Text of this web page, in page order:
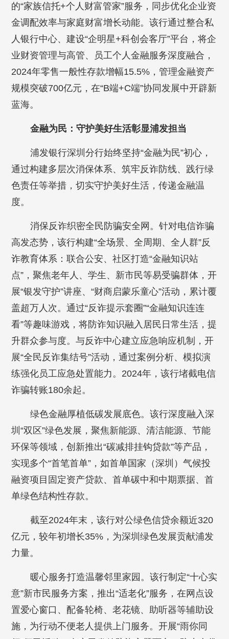
的“家族信托+个人财富管家”服务，同步优化企业资
金调配效率与家庭财富增长动能。该行通过整合私
人银行中心、建设“企明星+科创会客厅”平台，将企
业财资管理与高管、员工个人金融服务深度融合，
2024年零售一般性存款增幅15.5%，管理金融资产
规模突破700亿元，在“B端+C端”协同发展中开辟新
蓝海。
金融为民：守护美好生活彰显浦发担当
浦发银行深圳分行始终坚持“金融为民”初心，
通过构建多层次消保体系、筑牢反诈防线、践行绿
色责任等举措，切实守护美好生活，传递金融温
度。
消保反诈织密全民防骗安全网。针对电信诈骗
高发态势，该行构建“全场景、全周期、全人群”反
诈教育体系：联合公安、社区打造“金融知识站
点”，聚焦老年人、学生、新市民等易受骗群体，开
展“银发守护”讲座、“财商启蒙乐童心”活动，累计覆
盖超万人次。通过“反诈提示套圈”“金融知识连连
看”等趣味游戏，将防诈知识融入居民日常生活，提
升群众参与度。与反诈中心建立应急响应机制，开
展“全民反诈集结号”活动，通过案例分析、模拟演
练强化员工应急处置能力。2024年，该行堵截电信
诈骗转账180余起。
绿色金融厚植低碳发展底色。该行深度融入深
圳“双区”绿色发展，聚焦新能源、清洁能源、节能
环保等领域，创新推出“碳减排挂钩贷款”等产品，
实现多个“首笔首单”，如首单国家（深圳）气候投
融资项目固定资产贷款、首单碳中和中期票据、首
单绿色结构性存款。
截至2024年末，该行对公绿色信贷余额近320
亿元，较年初增长35%，为深圳绿色发展贡献浦发
力量。
暖心服务打造温馨邻里家园。该行制定“十心实
意”新市民服务方案，推出“适老化”服务，在网点设
置爱心窗口、配备轮椅、老花镜、助听器等辅助设
施，为行动不便老人提供上门服务。开展“雨你同